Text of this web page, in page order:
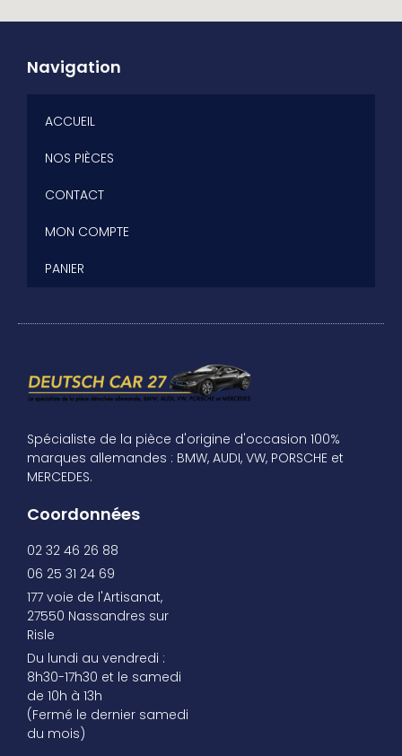
Navigation
ACCUEIL
NOS PIÈCES
CONTACT
MON COMPTE
PANIER
Spécialiste de la pièce d'origine d'occasion 100%
marques allemandes : BMW, AUDI, VW, PORSCHE et
MERCEDES.
Coordonnées
02 32 46 26 88
06 25 31 24 69
177 voie de l'Artisanat,
27550 Nassandres sur
Risle
Du lundi au vendredi :
8h30-17h30 et le samedi
de 10h à 13h
(Fermé le dernier samedi
du mois)